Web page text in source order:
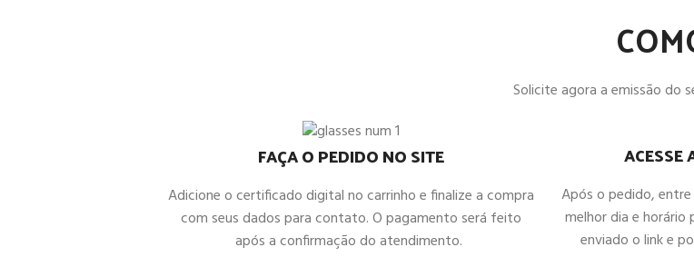
Solicite agora a emissão do
FAÇA O PEDIDO NO SITE
Adicione o certificado digital no carrinho e finalize a compra
com seus dados para contato. O pagamento será feito
após a confirmação do atendimento.
ACESSE
Após o pedido,
melhor dia e horário
enviado o link e